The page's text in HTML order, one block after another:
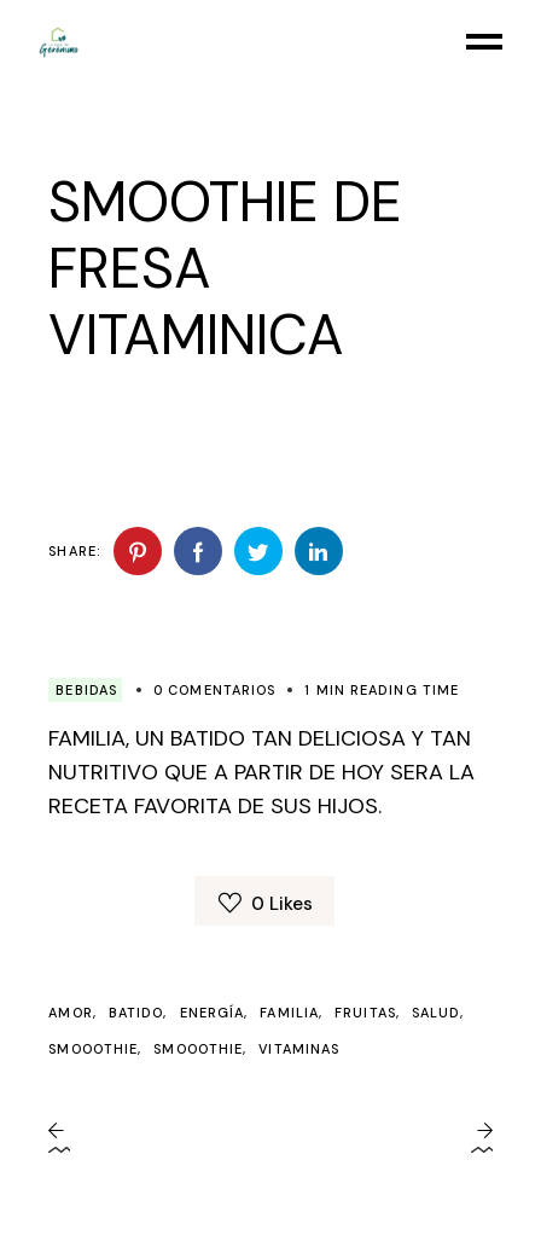
SMOOTHIE DE
FRESA
VITAMINICA
SHARE:
BEBIDAS 0 COMENTARIOS 1 MIN READING TIME
FAMILIA, UN BATIDO TAN DELICIOSA Y TAN
NUTRITIVO QUE A PARTIR DE HOY SERA LA
RECETA FAVORITA DE SUS HIJOS.
0 Likes
AMOR BATIDO ENERGÍA FAMILIA FRUITAS SALUD
SMOOOTHIE SMOOOTHIE VITAMINAS